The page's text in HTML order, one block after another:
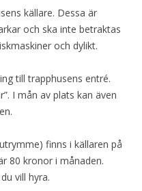
källare. Dessa är
och ska inte betraktas
och dylikt.
till trapphusens entré.
I mån av plats kan även
finns i källaren på
80 kronor i månaden.
vill hyra.